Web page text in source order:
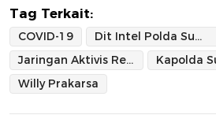
Tag Terkait:
COVID-19
Dit Intel Polda Sumut
Jaringan Aktivis Reformasi Indonesia 98 (JARI 98)
Kapolda
Willy Prakarsa